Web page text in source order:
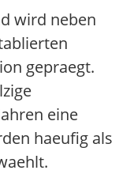
wird neben
gepraegt.
eine
haeufig als